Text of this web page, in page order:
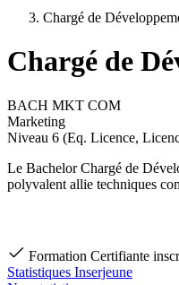
Chargé de
Chargé de
BACH MKT COM
Marketing
Niveau 6 (Eq. Licence,
Le Bachelor Chargé de
polyvalent allie techniques
Formation Certifiante
Statistiques Inserjeune